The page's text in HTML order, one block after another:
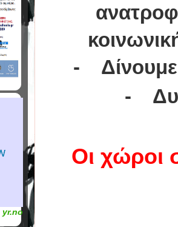
- Δίνουμε
-
Οι χώροι
yr.no